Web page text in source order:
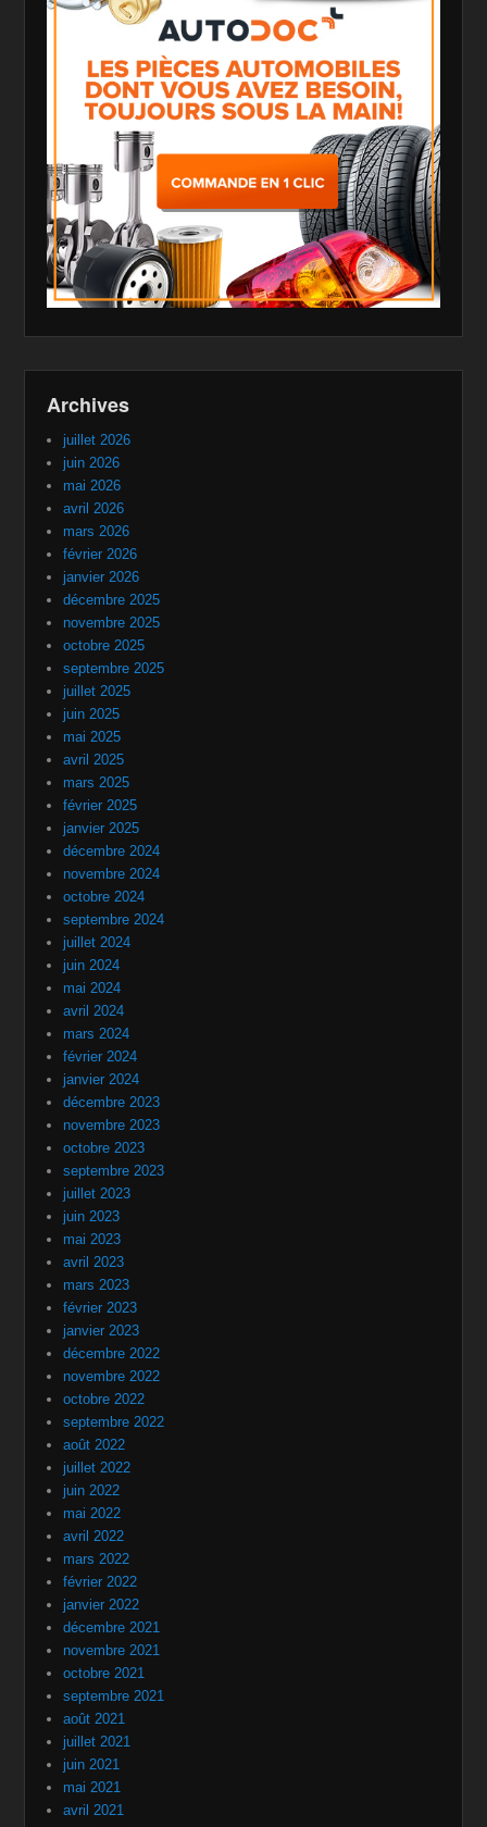
Archives
juillet 2026
juin 2026
mai 2026
avril 2026
mars 2026
février 2026
janvier 2026
décembre 2025
novembre 2025
octobre 2025
septembre 2025
juillet 2025
juin 2025
mai 2025
avril 2025
mars 2025
février 2025
janvier 2025
décembre 2024
novembre 2024
octobre 2024
septembre 2024
juillet 2024
juin 2024
mai 2024
avril 2024
mars 2024
février 2024
janvier 2024
décembre 2023
novembre 2023
octobre 2023
septembre 2023
juillet 2023
juin 2023
mai 2023
avril 2023
mars 2023
février 2023
janvier 2023
décembre 2022
novembre 2022
octobre 2022
septembre 2022
août 2022
juillet 2022
juin 2022
mai 2022
avril 2022
mars 2022
février 2022
janvier 2022
décembre 2021
novembre 2021
octobre 2021
septembre 2021
août 2021
juillet 2021
juin 2021
mai 2021
avril 2021